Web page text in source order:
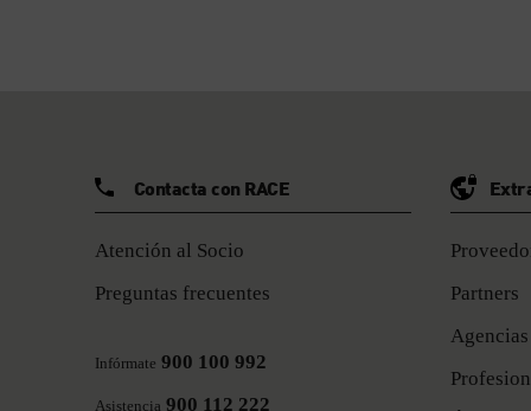
Contacta con RACE
Atención al Socio
Preguntas frecuentes
Infórmate 900 100 992
Asistencia 900 112 222
Partners
Agencias